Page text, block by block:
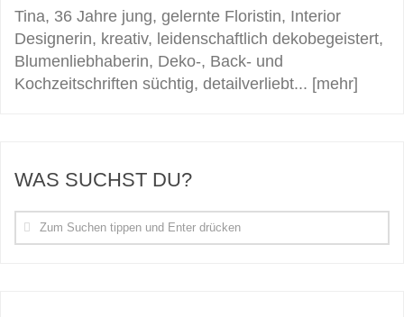
Tina, 36 Jahre jung, gelernte Floristin, Interior
Designerin, kreativ, leidenschaftlich dekobegeistert,
Blumenliebhaberin, Deko-, Back- und
Kochzeitschriften süchtig, detailverliebt... [mehr]
WAS SUCHST DU?